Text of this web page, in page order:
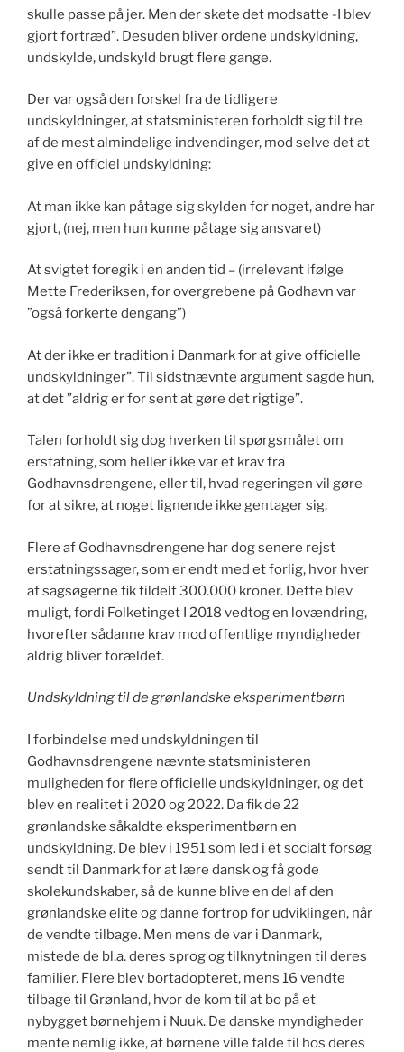
skulle passe på jer. Men der skete det modsatte -I blev
gjort fortræd”. Desuden bliver ordene undskyldning,
undskylde, undskyld brugt flere gange.
Der var også den forskel fra de tidligere
undskyldninger, at statsministeren forholdt sig til tre
af de mest almindelige indvendinger, mod selve det at
give en officiel undskyldning:
At man ikke kan påtage sig skylden for noget, andre har
gjort, (nej, men hun kunne påtage sig ansvaret)
At svigtet foregik i en anden tid – (irrelevant ifølge
Mette Frederiksen, for overgrebene på Godhavn var
”også forkerte dengang”)
At der ikke er tradition i Danmark for at give officielle
undskyldninger”. Til sidstnævnte argument sagde hun,
at det ”aldrig er for sent at gøre det rigtige”.
Talen forholdt sig dog hverken til spørgsmålet om
erstatning, som heller ikke var et krav fra
Godhavnsdrengene, eller til, hvad regeringen vil gøre
for at sikre, at noget lignende ikke gentager sig.
Flere af Godhavnsdrengene har dog senere rejst
erstatningssager, som er endt med et forlig, hvor hver
af sagsøgerne fik tildelt 300.000 kroner. Dette blev
muligt, fordi Folketinget I 2018 vedtog en lovændring,
hvorefter sådanne krav mod offentlige myndigheder
aldrig bliver forældet.
Undskyldning til de grønlandske eksperimentbørn
I forbindelse med undskyldningen til
Godhavnsdrengene nævnte statsministeren
muligheden for flere officielle undskyldninger, og det
blev en realitet i 2020 og 2022. Da fik de 22
grønlandske såkaldte eksperimentbørn en
undskyldning. De blev i 1951 som led i et socialt forsøg
sendt til Danmark for at lære dansk og få gode
skolekundskaber, så de kunne blive en del af den
grønlandske elite og danne fortrop for udviklingen, når
de vendte tilbage. Men mens de var i Danmark,
mistede de bl.a. deres sprog og tilknytningen til deres
familier. Flere blev bortadopteret, mens 16 vendte
tilbage til Grønland, hvor de kom til at bo på et
nybygget børnehjem i Nuuk. De danske myndigheder
mente nemlig ikke, at børnene ville falde til hos deres